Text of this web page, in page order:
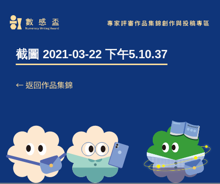
專家評審作品集錦創作與投稿專區
截圖 2021-03-22 下午5.10.37
← 返回作品集錦